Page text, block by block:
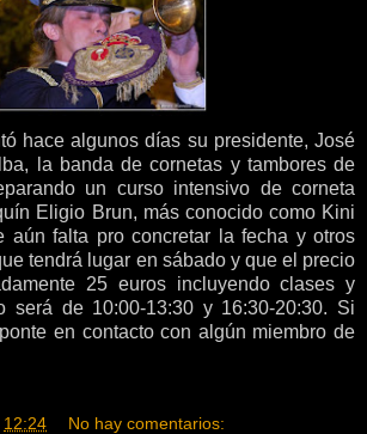
hace algunos días su presidente, José
la banda de cornetas y tambores de
un curso intensivo de corneta
Eligio Brun, más conocido como Kini
aún falta pro concretar la fecha y otros
tendrá lugar en sábado y que el precio
25 euros incluyendo clases y
será de 10:00-13:30 y 16:30-20:30. Si
en contacto con algún miembro de
12:24 No hay comentarios: